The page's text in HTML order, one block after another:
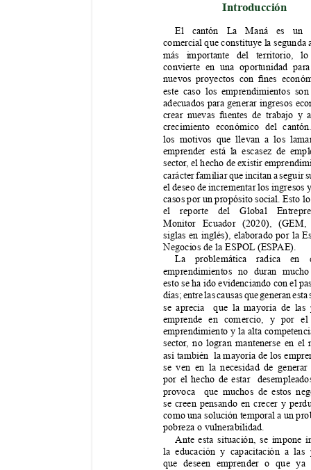
Introducción
El cantón La Maná es un
comercial que constituye la
más importante del territorio,
convierte en una oportunidad
nuevos proyectos con nes
este caso los emprendimientos
adecuados para generar ingresos
crear nuevas fuentes de trabajo y
crecimiento económico del
los motivos que llevan a los
emprender está la escasez de
sector, el hecho de existir
carácter familiar que incitan a seguir
el deseo de incrementar los ingresos
casos por un propósito social. Esto
el reporte del Global
Monitor Ecuador (2020),
siglas en inglés), elaborado por la
Negocios de la ESPOL (ESPAE).
La problemática radica
emprendimientos no duran
esto se ha ido evidenciando con el
días; entre las causas que generan
se aprecia  que la mayoría de las
emprende en comercio, y por
emprendimiento y la alta
sector, no logran mantenerse en el
así también  la mayoría de los
se ven en la necesidad de
por el hecho de estar
provoca  que muchos de estos
se creen pensando en crecer y
como una solución temporal a un
pobreza o vulnerabilidad.
Ante esta situación, se impone
la educación y capacitación a las
que deseen emprender o que